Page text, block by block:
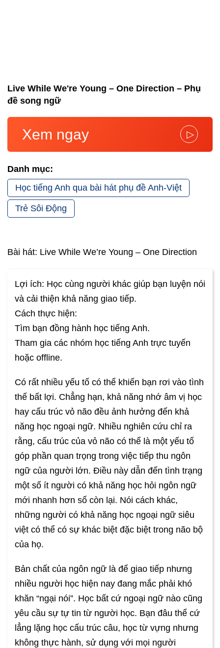
Live While We're Young – One Direction – Phụ
đề song ngữ
Danh mục:
Học tiếng Anh qua bài hát phụ đề Anh-Việt
Trẻ Sôi Động
Xem ngay ▷
Bài hát: Live While We’re Young – One Direction
Lợi ích: Học cùng người khác giúp bạn luyện nói
và cải thiện khả năng giao tiếp.
Cách thực hiện:
Tìm bạn đồng hành học tiếng Anh.
Tham gia các nhóm học tiếng Anh trực tuyến
hoặc offline.
Có rất nhiều yếu tố có thể khiến bạn rơi vào tình
thế bất lợi. Chẳng hạn, khả năng nhớ âm vị học
hay cấu trúc vỏ não đều ảnh hưởng đến khả
năng học ngoại ngữ. Nhiều nghiên cứu chỉ ra
rằng, cấu trúc của vỏ não có thể là một yếu tố
góp phần quan trọng trong việc tiếp thu ngôn
ngữ của người lớn. Điều này dẫn đến tình trạng
một số ít người có khả năng học hỏi ngôn ngữ
mới nhanh hơn số còn lại. Nói cách khác,
những người có khả năng học ngoại ngữ siêu
việt có thể có sự khác biệt đặc biệt trong não bộ
của họ.
Bản chất của ngôn ngữ là để giao tiếp nhưng
nhiều người học hiện nay đang mắc phải khó
khăn “ngại nói”. Học bất cứ ngoại ngữ nào cũng
yêu cầu sự tự tin từ người học. Bạn đâu thể cứ
lẳng lặng học cấu trúc câu, học từ vựng nhưng
không thực hành, sử dụng với mọi người